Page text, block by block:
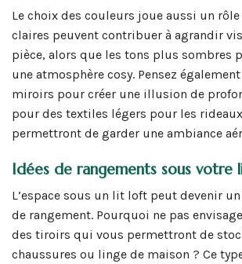
Le choix des couleurs joue aussi un rôle
claires peuvent contribuer à agrandir
pièce, alors que les tons plus sombres
une atmosphère cosy. Pensez
miroirs pour créer une illusion de
pour des textiles légers pour les
permettront de garder une ambiance
Idées de rangements sous votre
L’espace sous un lit loft peut devenir
de rangement. Pourquoi ne pas
des tiroirs qui vous permettront de
chaussures ou linge de maison ? Ce